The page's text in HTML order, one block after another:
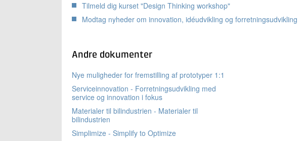
Tilmeld dig kurset "Design Thinking workshop"
Modtag nyheder om innovation, idéudvikling og forretningsudvikling
Andre dokumenter
Nye muligheder for fremstilling af prototyper 1:1
Serviceinnovation - Forretningsudvikling med
service og innovation i fokus
Materialer til bilindustrien - Materialer til
bilindustrien
Simplimize - Simplify to Optimize